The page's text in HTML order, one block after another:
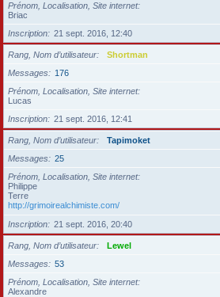
Prénom, Localisation, Site internet
Briac
Inscription
21 sept. 2016, 12:40
Rang, Nom d’utilisateur
Shortman
Messages
176
Prénom, Localisation, Site internet
Lucas
Inscription
21 sept. 2016, 12:41
Rang, Nom d’utilisateur
Tapimoket
Messages
25
Prénom, Localisation, Site internet
Philippe
Terre
http://grimoirealchimiste.com/
Inscription
21 sept. 2016, 20:40
Rang, Nom d’utilisateur
Lewel
Messages
53
Prénom, Localisation, Site internet
Alexandre